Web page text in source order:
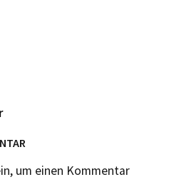
um einen Kommentar